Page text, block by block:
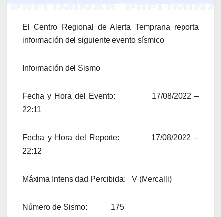
El Centro Regional de Alerta Temprana reporta
información del siguiente evento sísmico
Información del Sismo
Fecha y Hora del Evento: 17/08/2022 –
22:11
Fecha y Hora del Reporte: 17/08/2022 –
22:12
Máxima Intensidad Percibida: V (Mercalli)
Número de Sismo: 175